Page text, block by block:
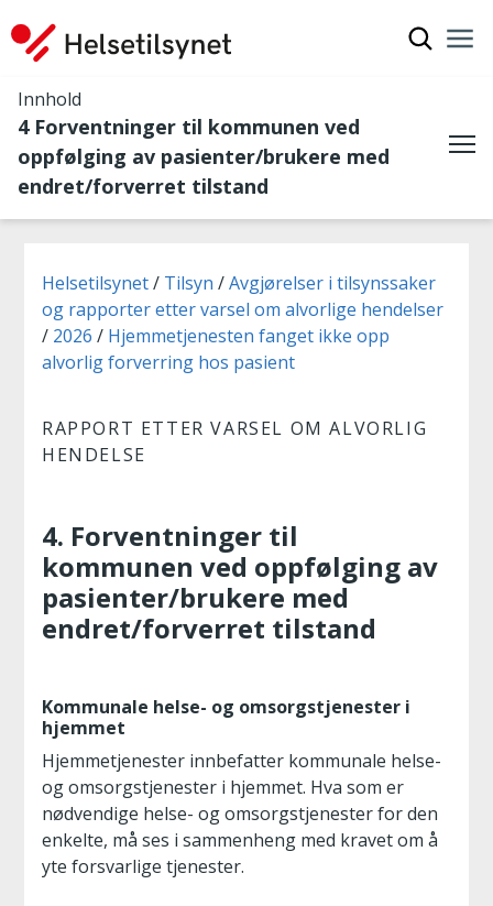
Innhold
4 Forventninger til kommunen ved
oppfølging av pasienter/brukere med
endret/forverret tilstand
Du er her:
Helsetilsynet Tilsyn
Avgjørelser i tilsynssaker
og rapporter etter varsel om alvorlige hendelser
2026
Hjemmetjenesten fanget ikke opp
alvorlig forverring hos pasient
RAPPORT ETTER VARSEL OM ALVORLIG
HENDELSE
4. Forventninger til
kommunen ved oppfølging av
pasienter/brukere med
endret/forverret tilstand
Kommunale helse- og omsorgstjenester i
hjemmet
Hjemmetjenester innbefatter kommunale helse-
og omsorgstjenester i hjemmet. Hva som er
nødvendige helse- og omsorgstjenester for den
enkelte, må ses i sammenheng med kravet om å
yte forsvarlige tjenester.